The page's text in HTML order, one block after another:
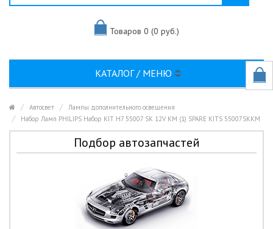
Товаров 0 (0 руб.)
КАТАЛОГ / МЕНЮ
Автосвет
Лампы дополнительного освещения
Набор Ламп PHILIPS Набор KIT H7 55007 SK 12V KM (1) SPARE KITS 55007SKKM
Подбор автозапчастей